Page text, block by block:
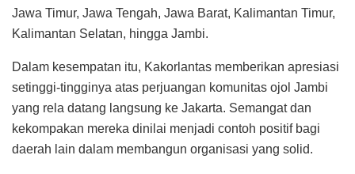
Jawa Timur, Jawa Tengah, Jawa Barat, Kalimantan Timur,
Kalimantan Selatan, hingga Jambi.
Dalam kesempatan itu, Kakorlantas memberikan apresiasi
setinggi-tingginya atas perjuangan komunitas ojol Jambi
yang rela datang langsung ke Jakarta. Semangat dan
kekompakan mereka dinilai menjadi contoh positif bagi
daerah lain dalam membangun organisasi yang solid.